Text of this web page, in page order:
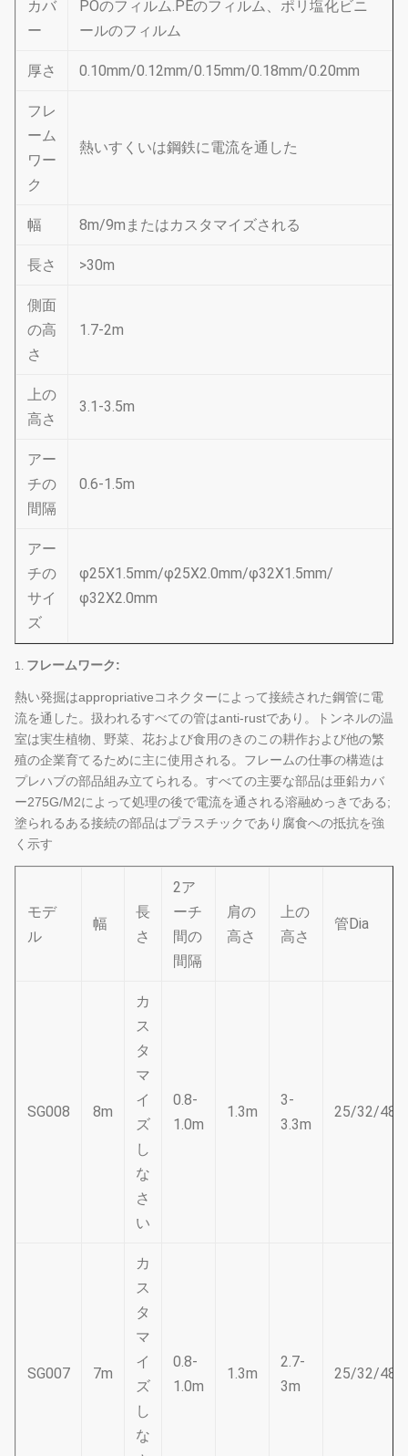
カバ
ー
POのフィルム.PEのフィルム、ポリ塩化ビニ
ールのフィルム
厚さ 0.10mm/0.12mm/0.15mm/0.18mm/0.20mm
フレ
ーム
ワー
ク
熱いすくいは鋼鉄に電流を通した
幅 8m/9mまたはカスタマイズされる
長さ >30m
側面
の高
さ
1.7-2m
上の
高さ
3.1-3.5m
アー
チの
間隔
0.6-1.5m
アー
チの
サイ
ズ
φ25X1.5mm/φ25X2.0mm/φ32X1.5mm/
φ32X2.0mm
1. フレームワーク:
熱い発掘はappropriativeコネクターによって接続された鋼管に電
流を通した。扱われるすべての管はanti-rustであり。トンネルの温
室は実生植物、野菜、花および食用のきのこの耕作および他の繁
殖の企業育てるために主に使用される。フレームの仕事の構造は
プレハブの部品組み立てられる。すべての主要な部品は亜鉛カバ
ー275G/M2によって処理の後で電流を通される溶融めっきである;
塗られるある接続の部品はプラスチックであり腐食への抵抗を強
く示す
モデ
ル
幅
長
さ
2ア
ーチ
間の
間隔
肩の
高さ
上の
高さ
管Dia
SG008 8m
カ
ス
タ
マ
イ
ズ
し
な
さ
い
0.8-
1.0m
1.3m
3-
3.3m
25/32/48/
SG007 7m
カ
ス
タ
マ
イ
ズ
し
な
0.8-
1.0m
1.3m
2.7-
3m
25/32/48/